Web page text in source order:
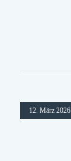
12. März 2026